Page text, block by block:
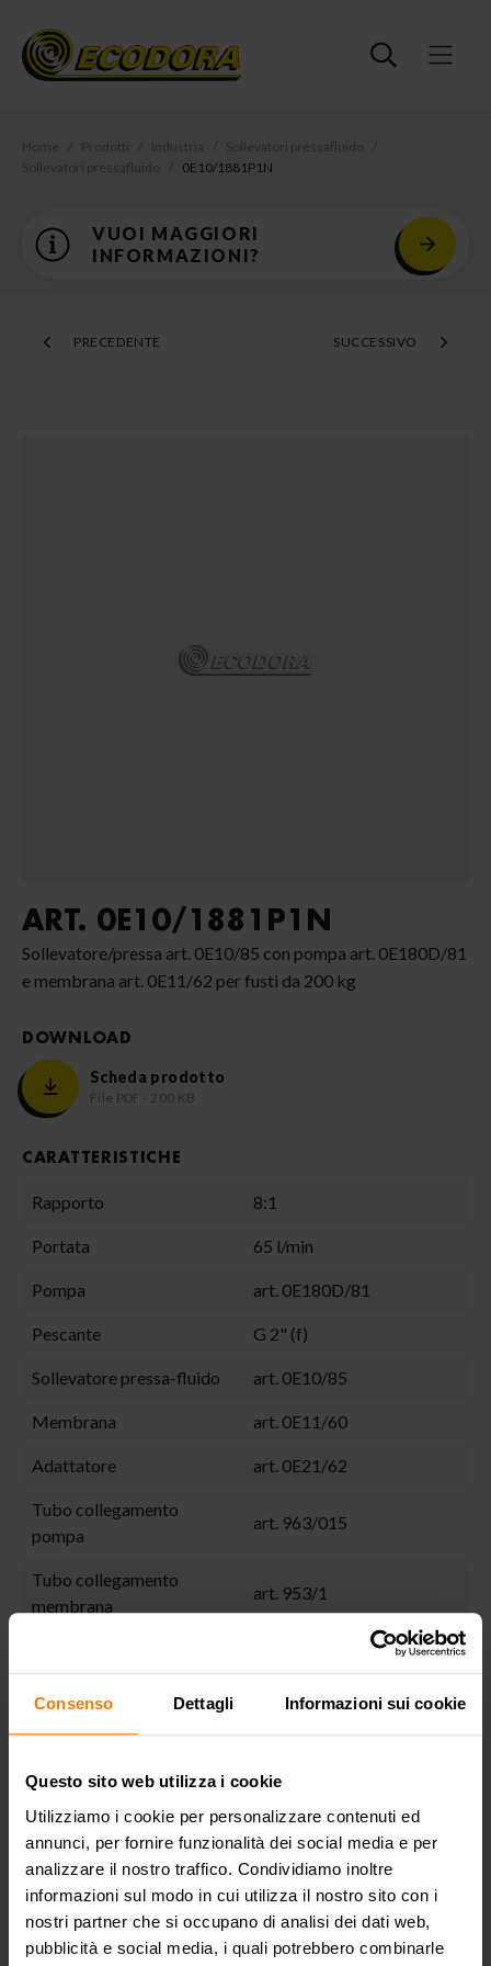
Consenso Dettagli Informazioni sui cookie
Questo sito web utilizza i cookie
Utilizziamo i cookie per personalizzare contenuti ed
annunci, per fornire funzionalità dei social media e per
analizzare il nostro traffico. Condividiamo inoltre
informazioni sul modo in cui utilizza il nostro sito con i
nostri partner che si occupano di analisi dei dati web,
pubblicità e social media, i quali potrebbero combinarle
Home Prodotti Industria
Sollevatori pressafluido
Sollevatori pressafluido
0E10/1881P1N
VUOI MAGGIORI
INFORMAZIONI?
PRECEDENTE SUCCESSIVO
ART. 0E10/1881P1N
Sollevatore/pressa art. 0E10/85 con pompa art. 0E180D/81
e membrana art. 0E11/62 per fusti da 200 kg
DOWNLOAD
Scheda prodotto
File PDF - 200 KB
CARATTERISTICHE
Rapporto 8:1
Portata 65 l/min
Pompa art. 0E180D/81
Pescante G 2" (f)
Sollevatore pressa-fluido art. 0E10/85
Membrana art. 0E11/60
Adattatore art. 0E21/62
Tubo collegamento
pompa
art. 963/015
Tubo collegamento
membrana
art. 953/1
Packing N° 1 - 1,80 m³
Peso
Altezza max/min 280-180 cm
SETTORI DI UTILIZZO